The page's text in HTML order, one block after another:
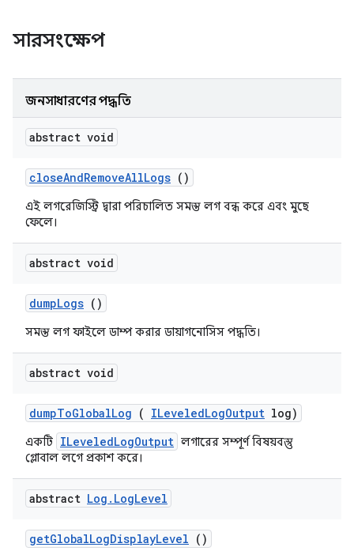
সারসংক্ষেপ
জনসাধারণের পদ্ধতি
abstract void
closeAndRemoveAllLogs ()
এই লগরেজিস্ট্রি দ্বারা পরিচালিত সমস্ত লগ বন্ধ করে এবং মুছে
ফেলে।
abstract void
dumpLogs ()
সমস্ত লগ ফাইলে ডাম্প করার ডায়াগনোসিস পদ্ধতি।
abstract void
dumpToGlobalLog ( ILeveledLogOutput log)
একটি ILeveledLogOutput লগারের সম্পূর্ণ বিষয়বস্তু
গ্লোবাল লগে প্রকাশ করে।
abstract Log . LogLevel
getGlobalLogDisplayLevel ()